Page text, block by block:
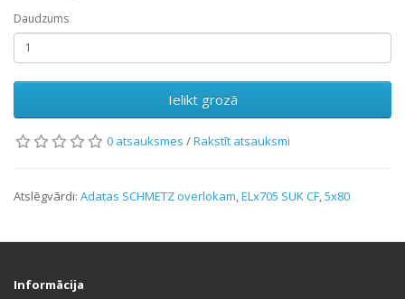
Daudzums
Ielikt grozā
0 atsauksmes /Rakstīt atsauksmi
Atslēgvārdi: Adatas SCHMETZ overlokam,ELx705 SUK CF,5x80
Informācija